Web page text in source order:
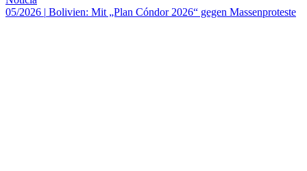
05/2026 | Bolivien: Mit „Plan Cóndor 2026“ gegen Massenproteste